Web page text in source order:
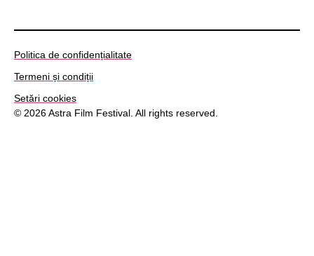
Politica de confidențialitate
Termeni și condiții
Setări cookies
© 2026 Astra Film Festival. All rights reserved.